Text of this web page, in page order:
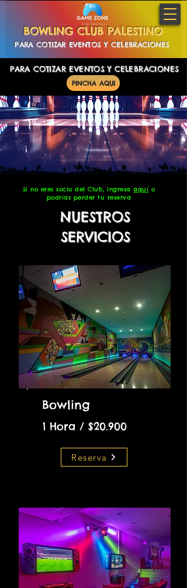
BOWLING CLUB PALESTINO
PARA COTIZAR EVENTOS Y CELEBRACIONES
PINCHA AQUI
PARA COTIZAR EVENTOS Y CELEBRACIONES
PINCHA AQUI
Si no eres socio del Club,ingresaaquí o
podrías perder tu reserva
NUESTROS
SERVICIOS
Bowling
1 Hora / $20.900
Reserva